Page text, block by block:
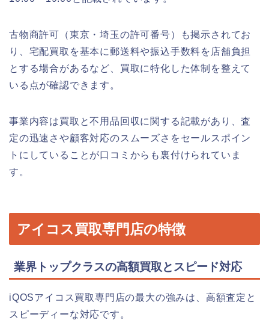
古物商許可（東京・埼玉の許可番号）も掲示されてお
り、宅配買取を基本に郵送料や振込手数料を店舗負担
とする場合があるなど、買取に特化した体制を整えて
いる点が確認できます。
事業内容は買取と不用品回収に関する記載があり、査
定の迅速さや顧客対応のスムーズさをセールスポイン
トにしていることが口コミからも裏付けられていま
す。
アイコス買取専門店の特徴
業界トップクラスの高額買取とスピード対応
iQOSアイコス買取専門店の最大の強みは、高額査定と
スピーディーな対応です。